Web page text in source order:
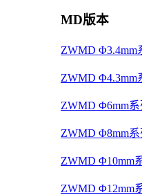
MD版本
ZWMD Φ3.4mm
ZWMD Φ4.3mm
ZWMD Φ6mm系
ZWMD Φ8mm系
ZWMD Φ10mm
ZWMD Φ12mm